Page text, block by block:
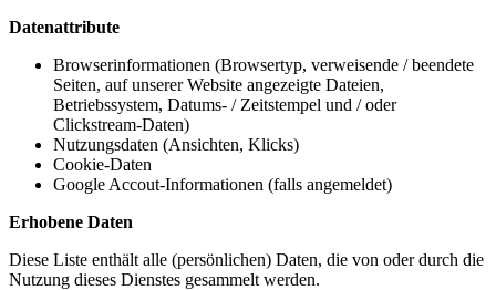
Datenattribute
Browserinformationen (Browsertyp, verweisende / beendete
Seiten, auf unserer Website angezeigte Dateien,
Betriebssystem, Datums- / Zeitstempel und / oder
Clickstream-Daten)
Nutzungsdaten (Ansichten, Klicks)
Cookie-Daten
Google Accout-Informationen (falls angemeldet)
Erhobene Daten
Diese Liste enthält alle (persönlichen) Daten, die von oder durch die
Nutzung dieses Dienstes gesammelt werden.